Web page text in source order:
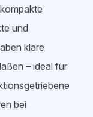
und
klare
– ideal für
bei